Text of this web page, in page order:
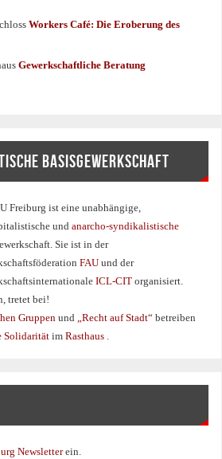
Workers Café: Die Eroberung des
Gewerkschaftliche Beratung
BASISGEWERKSCHAFT
Freiburg ist eine un­abhängige,
undanarcho-syndikalistische
Sie ist in der
FAUund der
ICL-CITorganisiert.
tretet bei!
Gruppenund „Recht auf Stadt“betreiben
SolidaritätimRasthaus
Newsletterein.